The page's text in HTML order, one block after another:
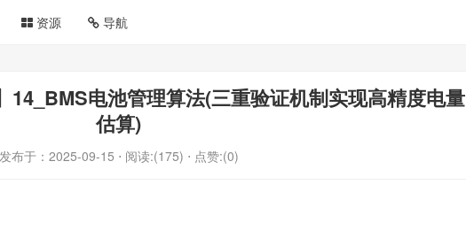
资源 导航
14_BMS电池管理算法(三重验证机制实现高精度电量
估算)
发布于： 2025-09-15 ⋅ 阅读:(175) ⋅ 点赞:(0)